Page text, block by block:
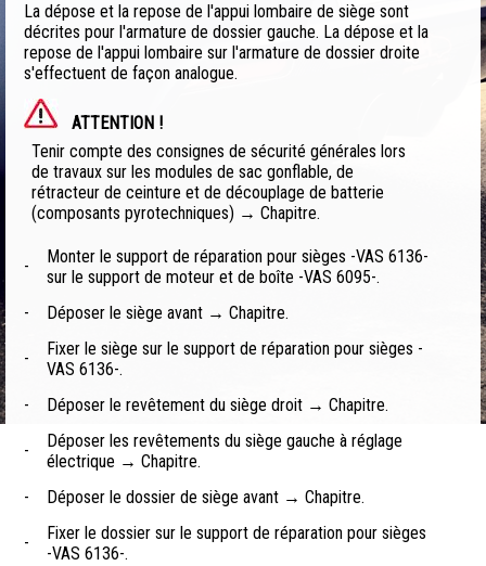
La dépose et la repose de l'appui lombaire de siège sont
décrites pour l'armature de dossier gauche. La dépose et la
repose de l'appui lombaire sur l'armature de dossier droite
s'effectuent de façon analogue.
ATTENTION !
Tenir compte des consignes de sécurité générales lors
de travaux sur les modules de sac gonflable, de
rétracteur de ceinture et de découplage de batterie
(composants pyrotechniques) → Chapitre.
-
Monter le support de réparation pour sièges -VAS 6136-
sur le support de moteur et de boîte -VAS 6095-.
-
Déposer le siège avant → Chapitre.
-
Fixer le siège sur le support de réparation pour sièges -
VAS 6136-.
-
Déposer le revêtement du siège droit → Chapitre.
-
Déposer les revêtements du siège gauche à réglage
électrique → Chapitre.
-
Déposer le dossier de siège avant → Chapitre.
-
Fixer le dossier sur le support de réparation pour sièges
-VAS 6136-.